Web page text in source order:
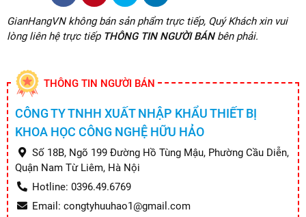
GianHangVN không bán sản phẩm trực tiếp, Quý Khách xin vui
lòng liên hệ trực tiếp THÔNG TIN NGƯỜI BÁNbên phải.
THÔNG TIN NGƯỜI BÁN
CÔNG TY TNHH XUẤT NHẬP KHẨU THIẾT BỊ
KHOA HỌC CÔNG NGHỆ HỮU HẢO
Số 18B, Ngõ 199 Đường Hồ Tùng Mậu, Phường Cầu Diễn,
Quận Nam Từ Liêm, Hà Nội
Hotline: 0396.49.6769
Email: congtyhuuhao1@gmail.com